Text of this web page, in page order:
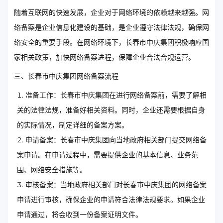
随着互联网的快速发展，企业对于网络环境的依赖越来越强。网
络备案是企业信息化建设的基础，是企业遵守法律法规，确保网
络安全的重要手段。在网络环境下，长春市中庆集团积极响应国
家相关政策，加快网络备案进程，保障企业合法合规运营。
三、长春市中庆集团网络备案流程
准备工作：长春市中庆集团在进行网络备案前，需要了解相
关的法律法规，准备好相关资料。同时，企业还需要根据自身
的实际情况，制定详细的备案方案。
申请备案：长春市中庆集团向当地政府相关部门提交网络备
案申请。在申请过程中，需要提供企业的基本信息、业务范
围、网络安全措施等。
审核备案：当地政府相关部门对长春市中庆集团的网络备案
申请进行审核，确保企业的申请符合法律法规要求。如果企业
申请通过，将会收到一份备案证明文件。